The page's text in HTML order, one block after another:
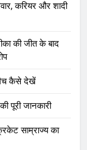
करियर और शादी
की जीत के बाद
मैच कैसे देखें
पूरी जानकारी
साम्राज्य का
18.5 अरब डॉलर